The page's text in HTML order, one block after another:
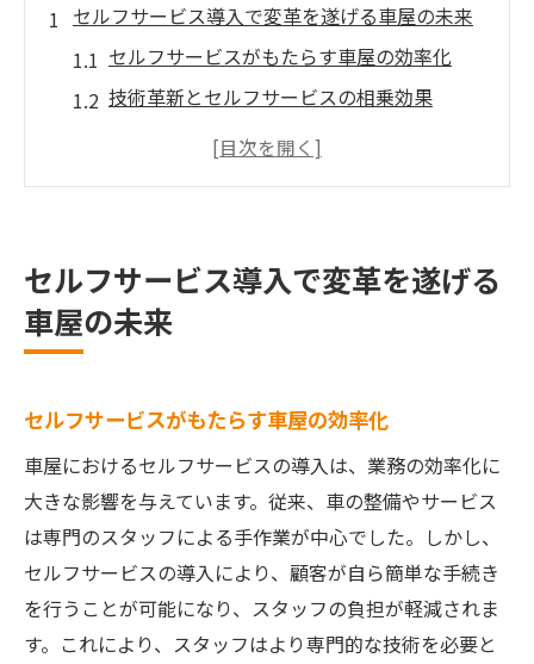
セルフサービス導入で変革を遂げる車屋の未来
セルフサービスがもたらす車屋の効率化
技術革新とセルフサービスの相乗効果
地元に根差したセルフサービスの展望
セルフサービス導入成功の鍵となる要因
車屋業界におけるセルフサービスの重要性とそ
業界全体に広がるセルフサービスの波
セルフサービスが車屋の競争力を高める理
由
顧客視点で見るセルフサービスの価値
業界の常識を覆すセルフサービスの可能性
車屋の業務効率化に貢献するセルフサービ
ス
セルフサービス導入で変革を遂げる
車屋の未来
セルフサービスがもたらす車屋の効率化
車屋におけるセルフサービスの導入は、業務の効率化に
大きな影響を与えています。従来、車の整備やサービス
は専門のスタッフによる手作業が中心でした。しかし、
セルフサービスの導入により、顧客が自ら簡単な手続き
を行うことが可能になり、スタッフの負担が軽減されま
す。これにより、スタッフはより専門的な技術を必要と